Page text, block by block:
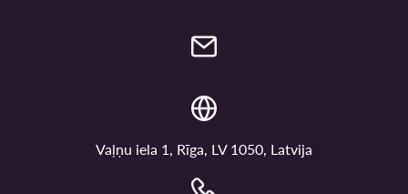
Vaļņu iela 1, Rīga, LV 1050, Latvija